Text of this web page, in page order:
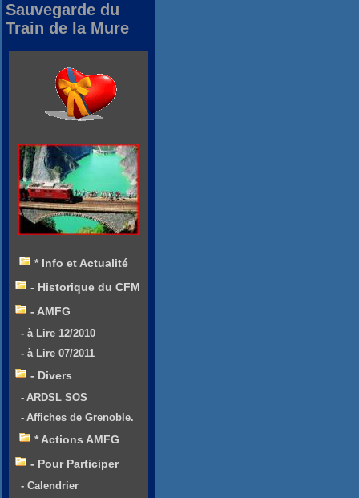
Sauvegarde du
Train de la Mure
* Info et Actualité
- Historique du CFM
- AMFG
- à Lire 12/2010
- à Lire 07/2011
- Divers
- ARDSL SOS
- Affiches de Grenoble.
* Actions AMFG
- Pour Participer
- Calendrier